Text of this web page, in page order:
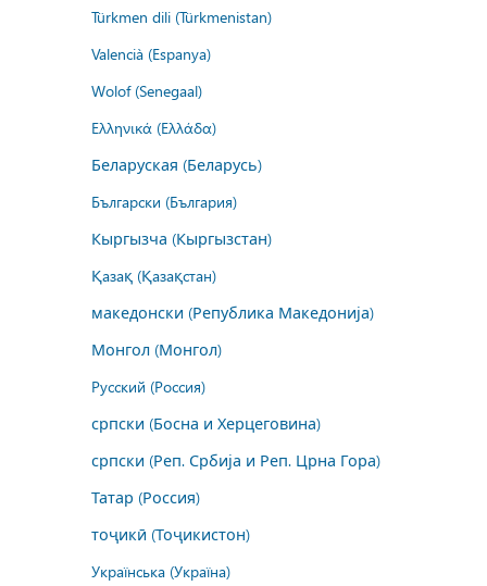
Türkmen dili (Türkmenistan)
Valencià (Espanya)
Wolof (Senegaal)
Ελληνικά (Ελλάδα)
Беларуская (Беларусь)
Български (България)
Кыргызча (Кыргызстан)
Қазақ (Қазақстан)
македонски (Република Македонија)
Монгол (Монгол)
Русский (Россия)
српски (Босна и Херцеговина)
српски (Реп. Србија и Реп. Црна Гора)
Татар (Россия)
тоҷикӣ (Тоҷикистон)
Українська (Україна)